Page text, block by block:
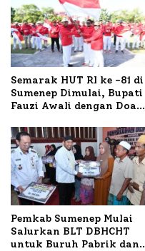
Semarak HUT RI ke -81 di
Sumenep Dimulai, Bupati
Fauzi Awali dengan Doa
Terbakar
Pemkab Sumenep Mulai
Salurkan BLT DBHCHT
untuk Buruh Pabrik dan